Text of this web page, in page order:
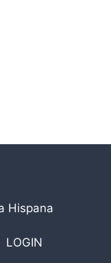
Hispana
LOGIN